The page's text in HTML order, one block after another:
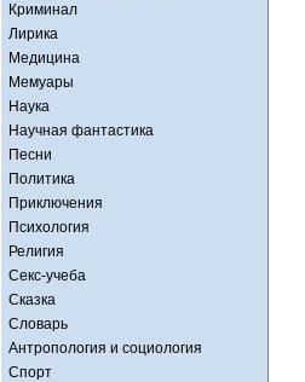
Криминал
Лирика
Медицина
Мемуары
Наука
Научная фантастика
Песни
Политика
Приключения
Психология
Религия
Секс-учеба
Сказка
Словарь
Антропология и социология
Спорт